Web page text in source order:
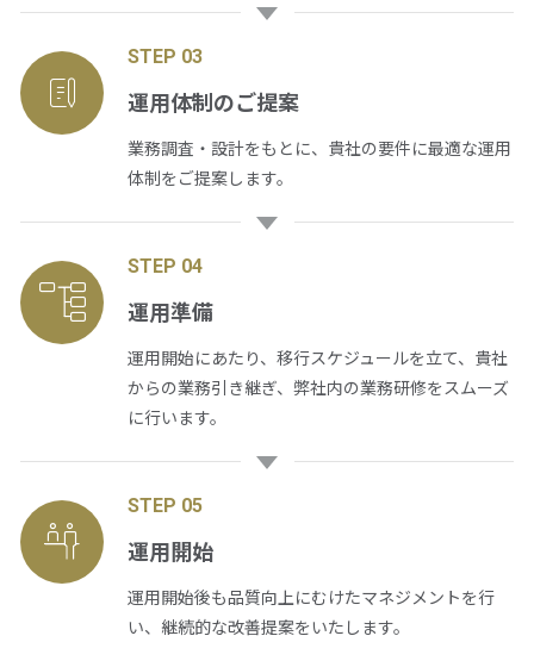
STEP 03
運用体制のご提案
業務調査・設計をもとに、貴社の要件に最適な運用
体制をご提案します。
STEP 04
運用準備
運用開始にあたり、移行スケジュールを立て、貴社
からの業務引き継ぎ、弊社内の業務研修をスムーズ
に行います。
STEP 05
運用開始
運用開始後も品質向上にむけたマネジメントを行
い、継続的な改善提案をいたします。